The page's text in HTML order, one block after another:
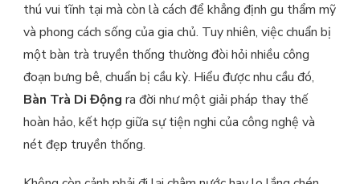
thú vui tĩnh tại mà còn là cách để khẳng định gu thẩm mỹ
và phong cách sống của gia chủ. Tuy nhiên, việc chuẩn bị
một bàn trà truyền thống thường đòi hỏi nhiều công
đoạn bưng bê, chuẩn bị cầu kỳ. Hiểu được nhu cầu đó,
Bàn Trà Di Động ra đời như một giải pháp thay thế
hoàn hảo, kết hợp giữa sự tiện nghi của công nghệ và
nét đẹp truyền thống.